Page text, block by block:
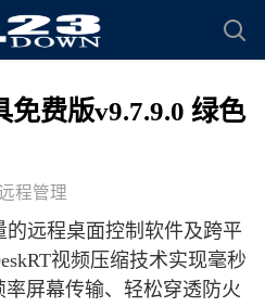
免费版v9.7.9.0 绿色
程管理
的远程桌面控制软件及跨平
视频压缩技术实现毫秒
屏幕传输、轻松穿透防火